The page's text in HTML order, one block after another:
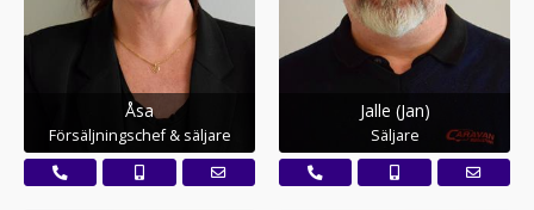
Åsa
Försäljningschef & säljare
Jalle (Jan)
Säljare